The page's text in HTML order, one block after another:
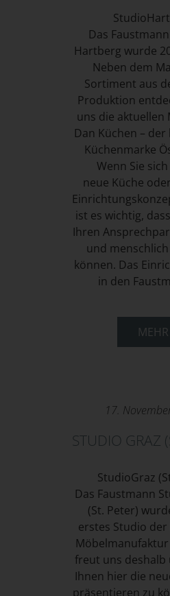
Das
Hartberg wurde
Neben dem
Sortiment aus
Produktion
uns die aktuellen
Dan Küchen –
Küchenmarke
Wenn Sie
neue Küche
ist es wichtig,
Ihren
und
können. Das
in den
MEHR
17.
STUDIO GRAZ
StudioGraz
Das Faustmann
(St. Peter)
erstes Studio der
freut uns deshalb
Ihnen hier die
präsentieren zu